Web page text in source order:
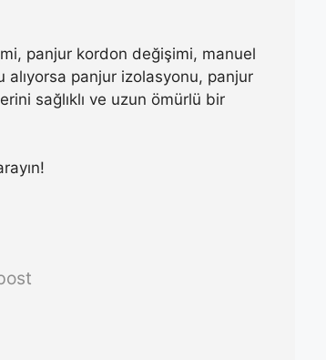
panjur kordon değişimi, manuel
alıyorsa panjur izolasyonu, panjur
sağlıklı ve uzun ömürlü bir